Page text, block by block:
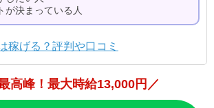
が決まっている人
稼げる？評判や口コミ
高峰！最大時給13,000円／